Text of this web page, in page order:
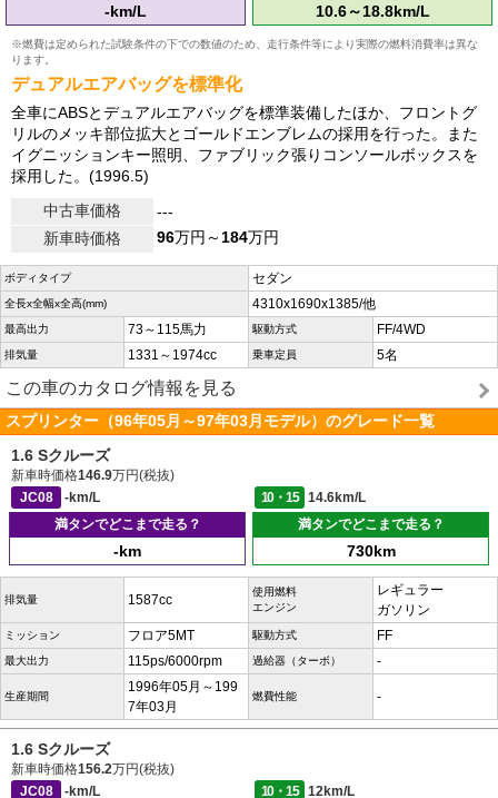
-km/L 10.6～18.8km/L
※燃費は定められた試験条件の下での数値のため、走行条件等により実際の燃料消費率は異な
ります。
デュアルエアバッグを標準化
全車にABSとデュアルエアバッグを標準装備したほか、フロントグ
リルのメッキ部位拡大とゴールドエンブレムの採用を行った。また
イグニッションキー照明、ファブリック張りコンソールボックスを
採用した。(1996.5)
中古車価格
---
新車時価格
96万円～184万円
ボディタイプ セダン
全長x全幅x全高(mm) 4310x1690x1385/他
最高出力 73～115馬力 駆動方式 FF/4WD
排気量 1331～1974cc 乗車定員 5名
この車のカタログ情報を見る
スプリンター（96年05月～97年03月モデル）のグレード一覧
1.6 Sクルーズ
新車時価格146.9万円(税抜)
JC08
-km/L 10・15
14.6km/L
満タンでどこまで走る？
-km
満タンでどこまで走る？
730km
排気量 1587cc
使用燃料
エンジン
レギュラー
ガソリン
ミッション フロア5MT 駆動方式 FF
最大出力 115ps/6000rpm 過給器（ターボ） -
生産期間
1996年05月～199
7年03月
燃費性能 -
1.6 Sクルーズ
新車時価格156.2万円(税抜)
JC08
-km/L 10・15
12km/L